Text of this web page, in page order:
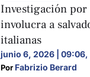
Investigación
involucra a
italianas
junio 6, 2026 | 09:06,
Por Fabrizio Berard